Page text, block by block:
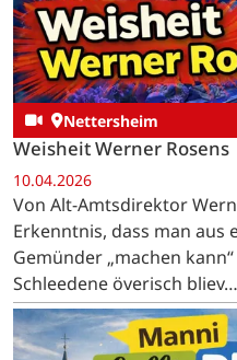
Nettersheim
Weisheit Werner Rosens
10.04.2026
Von Alt-Amtsdirektor
Erkenntnis, dass man aus
Gemünder „machen
Schleedene överisch